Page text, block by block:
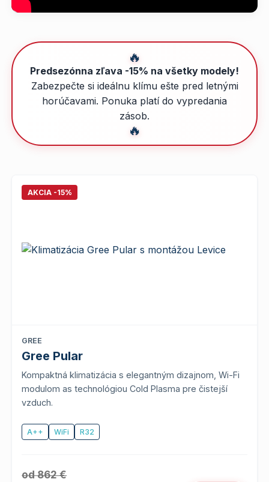
🔥
Predsezónna zľava -15% na všetky modely!
Zabezpečte si ideálnu klímu ešte pred letnými
horúčavami. Ponuka platí do vypredania
zásob.
🔥
AKCIA -15%
GREE
Gree Pular
Kompaktná klimatizácia s elegantným dizajnom, Wi-Fi
modulom as technológiou Cold Plasma pre čistejší
vzduch.
A++ WiFi R32
od 862 €